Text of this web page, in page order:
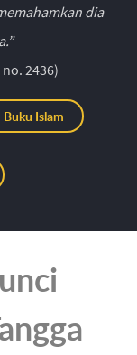
dia
2436)
Buku Islam